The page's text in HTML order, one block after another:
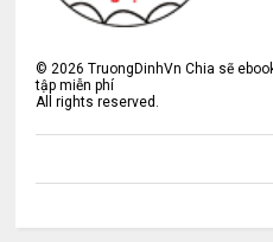
©2026 TruongDinhVn Chia sẽ
tập miễn phí
All rights reserved.